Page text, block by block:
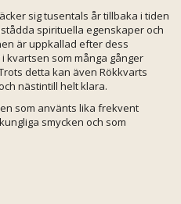
sig tusentals år tillbaka i tiden
spirituella egenskaper och
är uppkallad efter dess
kvartsen som många gånger
detta kan även Rökkvarts
nästintill helt klara.
som använts lika frekvent
smycken och som